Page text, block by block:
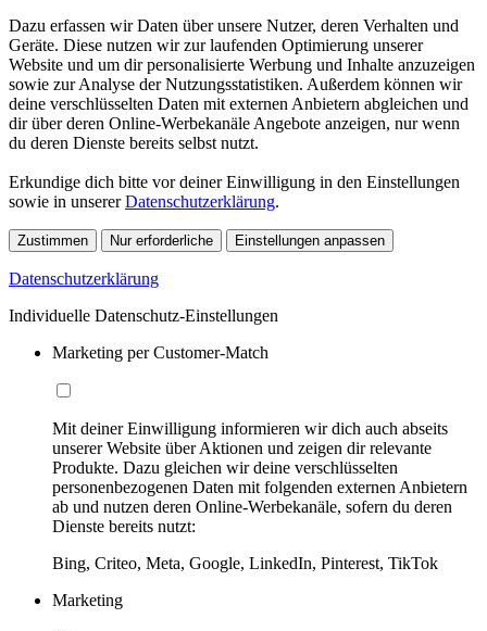
Dazu erfassen wir Daten über unsere Nutzer, deren Verhalten und
Geräte. Diese nutzen wir zur laufenden Optimierung unserer
Website und um dir personalisierte Werbung und Inhalte anzuzeigen
sowie zur Analyse der Nutzungsstatistiken. Außerdem können wir
deine verschlüsselten Daten mit externen Anbietern abgleichen und
dir über deren Online-Werbekanäle Angebote anzeigen, nur wenn
du deren Dienste bereits selbst nutzt.
Erkundige dich bitte vor deiner Einwilligung in den Einstellungen
sowie in unsererDatenschutzerklärung.
Zustimmen Nur erforderliche Einstellungen anpassen
Datenschutzerklärung
Individuelle Datenschutz-Einstellungen
Marketing per Customer-Match
Mit deiner Einwilligung informieren wir dich auch abseits
unserer Website über Aktionen und zeigen dir relevante
Produkte. Dazu gleichen wir deine verschlüsselten
personenbezogenen Daten mit folgenden externen Anbietern
ab und nutzen deren Online-Werbekanäle, sofern du deren
Dienste bereits nutzt:
Bing, Criteo, Meta, Google, LinkedIn, Pinterest, TikTok
Marketing